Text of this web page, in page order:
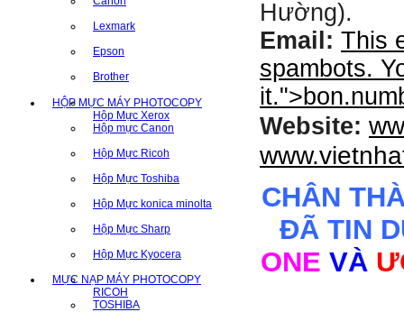
Lexmark
Epson
Brother
HỘP MỰC MÁY PHOTOCOPY
Hộp Mực Xerox
Hộp mực Canon
Hộp Mực Ricoh
Hộp Mực Toshiba
Hộp Mực konica minolta
Hộp Mực Sharp
Hộp Mực Kyocera
MỰC NẠP MÁY PHOTOCOPY
RICOH
TOSHIBA
Hường).
Email: This
spambots.
it.">
Website:
CHÂN
ĐÃ TIN
ONE VÀ